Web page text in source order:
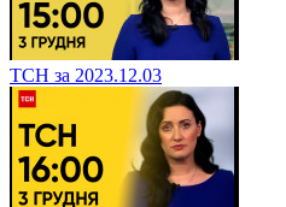
ТСН за 2023.12.03